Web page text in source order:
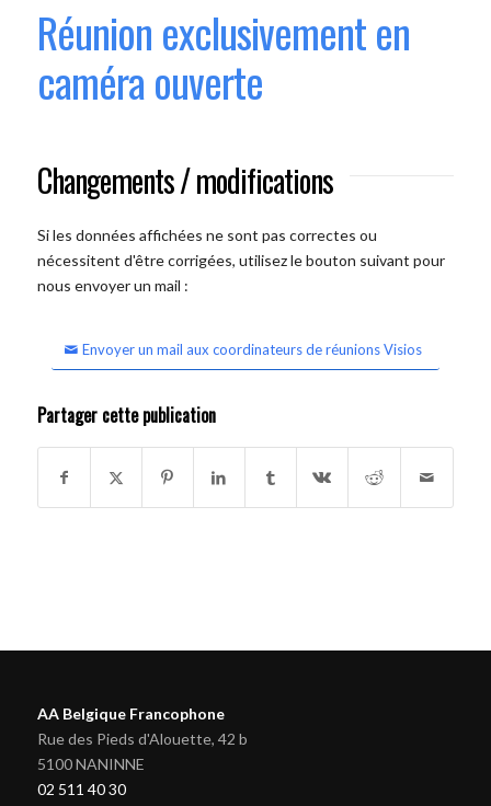
Réunion exclusivement en
caméra ouverte
Changements / modifications
Si les données affichées ne sont pas correctes ou
nécessitent d'être corrigées, utilisez le bouton suivant pour
nous envoyer un mail :
Envoyer un mail aux coordinateurs de réunions Visios
Partager cette publication
AA Belgique Francophone
Rue des Pieds d'Alouette, 42 b
5100 NANINNE
02 511 40 30